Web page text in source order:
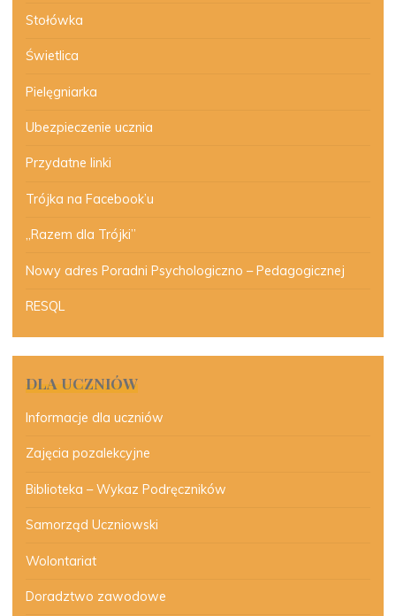
Stołówka
Świetlica
Pielęgniarka
Ubezpieczenie ucznia
Przydatne linki
Trójka na Facebook’u
„Razem dla Trójki”
Nowy adres Poradni Psychologiczno – Pedagogicznej
RESQL
DLA UCZNIÓW
Informacje dla uczniów
Zajęcia pozalekcyjne
Biblioteka – Wykaz Podręczników
Samorząd Uczniowski
Wolontariat
Doradztwo zawodowe